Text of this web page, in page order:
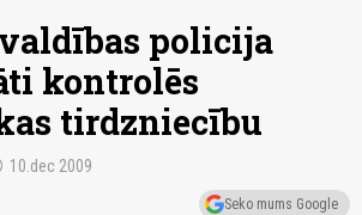
policija
kontrolēs
tirdzniecību
10.dec 2009
Seko mums Google